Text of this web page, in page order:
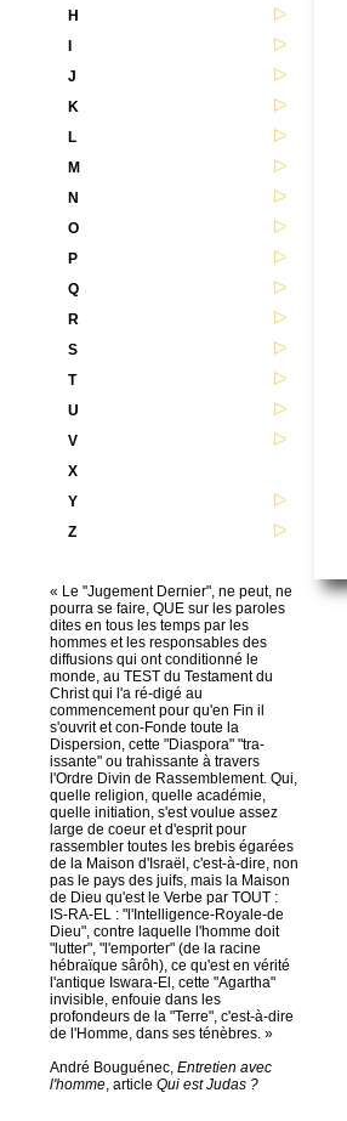
H
J
K
L
M
N
O
P
Q
R
S
T
U
V
X
Y
Z
« Le "Jugement Dernier", ne peut, ne
pourra se faire, QUE sur les paroles
dites en tous les temps par les
hommes et les responsables des
diffusions qui ont conditionné le
monde, au TEST du Testament du
Christ qui l'a ré-digé au
commencement pour qu'en Fin il
s'ouvrit et con-Fonde toute la
Dispersion, cette "Diaspora" "tra-
issante" ou trahissante à travers
l'Ordre Divin de Rassemblement. Qui,
quelle religion, quelle académie,
quelle initiation, s'est voulue assez
large de coeur et d'esprit pour
rassembler toutes les brebis égarées
de la Maison d'Israël, c'est-à-dire, non
pas le pays des juifs, mais la Maison
de Dieu qu'est le Verbe par TOUT :
IS-RA-EL : "l'Intelligence-Royale-de
Dieu", contre laquelle l'homme doit
"lutter", "l'emporter" (de la racine
hébraïque sârôh), ce qu'est en vérité
l'antique Iswara-El, cette "Agartha"
invisible, enfouie dans les
profondeurs de la "Terre", c'est-à-dire
de l'Homme, dans ses ténèbres. »
André Bouguénec, Entretien avec
l'homme, article Qui est Judas ?